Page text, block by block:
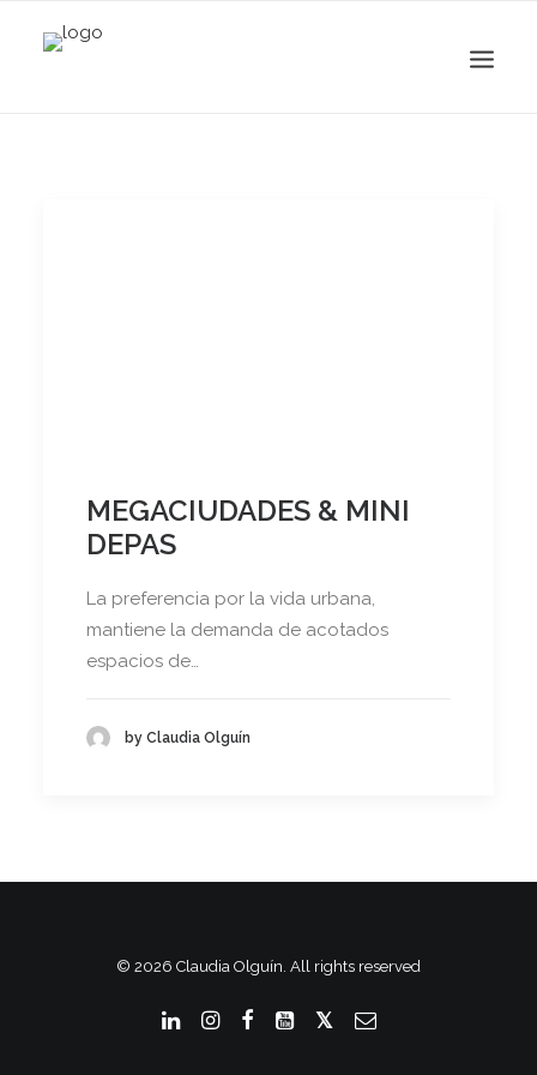
MEGACIUDADES & MINI
DEPAS
La preferencia por la vida urbana,
mantiene la demanda de acotados
espacios de…
by Claudia Olguín
© 2026 Claudia Olguín. All rights reserved